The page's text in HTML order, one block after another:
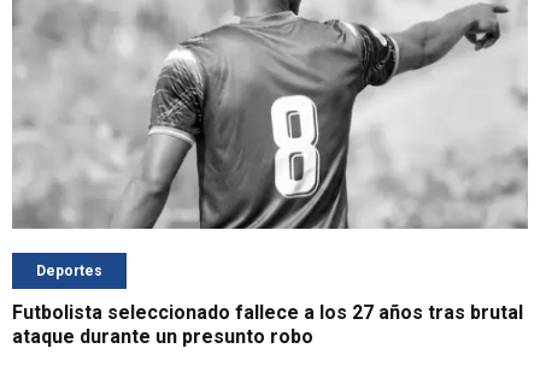
Deportes
Futbolista seleccionado fallece a los 27 años tras brutal
ataque durante un presunto robo